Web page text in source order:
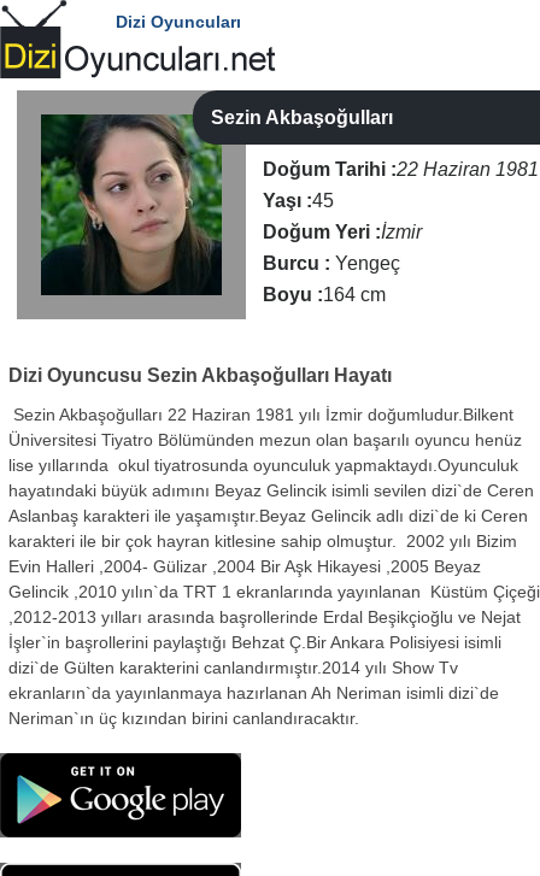
Dizi Oyuncuları
Sezin Akbaşoğulları
Doğum Tarihi :22 Haziran 1981
Yaşı :45
Doğum Yeri :İzmir
Burcu : Yengeç
Boyu :164 cm
Dizi Oyuncusu Sezin Akbaşoğulları Hayatı
Sezin Akbaşoğulları 22 Haziran 1981 yılı İzmir doğumludur.Bilkent
Üniversitesi Tiyatro Bölümünden mezun olan başarılı oyuncu henüz
lise yıllarında okul tiyatrosunda oyunculuk yapmaktaydı.Oyunculuk
hayatındaki büyük adımını Beyaz Gelincik isimli sevilen dizi`de Ceren
Aslanbaş karakteri ile yaşamıştır.Beyaz Gelincik adlı dizi`de ki Ceren
karakteri ile bir çok hayran kitlesine sahip olmuştur. 2002 yılı Bizim
Evin Halleri ,2004- Gülizar ,2004 Bir Aşk Hikayesi ,2005 Beyaz
Gelincik ,2010 yılın`da TRT 1 ekranlarında yayınlanan Küstüm Çiçeği
,2012-2013 yılları arasında başrollerinde Erdal Beşikçioğlu ve Nejat
İşler`in başrollerini paylaştığı Behzat Ç.Bir Ankara Polisiyesi isimli
dizi`de Gülten karakterini canlandırmıştır.2014 yılı Show Tv
ekranların`da yayınlanmaya hazırlanan Ah Neriman isimli dizi`de
Neriman`ın üç kızından birini canlandıracaktır.